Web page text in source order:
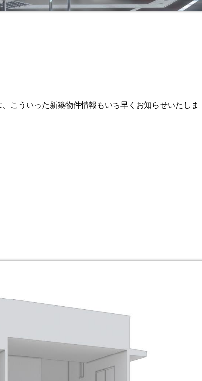
こういった新築物件情報もいち早くお知らせいたしま